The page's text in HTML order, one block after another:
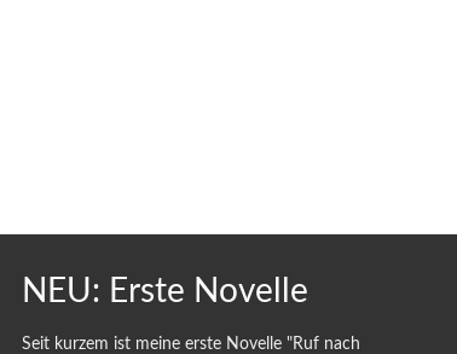
NEU: Erste Novelle
Seit kurzem ist meine erste Novelle "Ruf nach